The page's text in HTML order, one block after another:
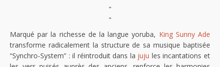
"
"
Marqué par la richesse de la langue yoruba, King Sunny Ade
transforme radicalement la structure de sa musique baptisée
“Synchro-System” : il réintroduit dans la juju les incantations et